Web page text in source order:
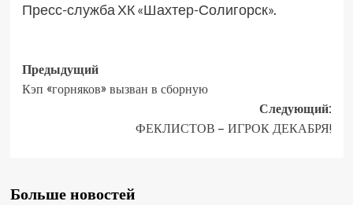
Пресс-служба ХК «Шахтер-Солигорск».
Предыдущий
Кэп «горняков» вызван в сборную
Следующий:
ФЕКЛИСТОВ – ИГРОК ДЕКАБРЯ!
Больше новостей